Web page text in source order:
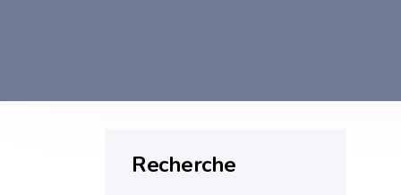
Recherche